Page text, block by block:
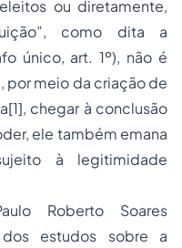
ou diretamente,
como dita a
único, art. 1º), não é
por meio da criação de
chegar à conclusão
ele também emana
à legitimidade
Roberto Soares
estudos sobre a